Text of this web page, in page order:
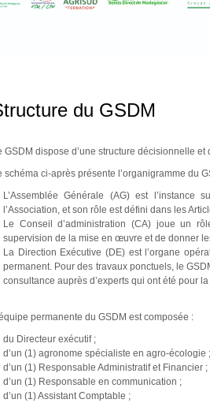
du GSDM
GSDM dispose d’une structure décisionnelle et
schéma ci-après présente l’organigramme du
L’Assemblée Générale (AG) est
l’Association, et son rôle est défini dans les
Le Conseil d’administration (CA) joue un
supervision de la mise en œuvre et de donner
La Direction Exécutive (DE) est l’organe
permanent. Pour des travaux ponctuels, le
consultance auprès d’experts qui ont été pour
permanente du GSDM est composée :
du Directeur exécutif ;
d’un (1) agronome spécialiste en agro-écologie ;
d’un (1) Responsable Administratif et Financier ;
d’un (1) Responsable en communication ;
d’un (1) Assistant Comptable ;